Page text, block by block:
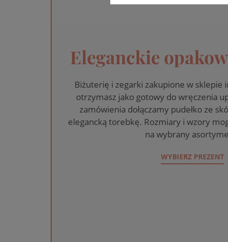
Eleganckie
Biżuterię i zegarki zakupione w sklepie
otrzymasz jako gotowy do wręczenia
zamówienia dołączamy pudełko ze
elegancką torebkę. Rozmiary i wzory
na wybrany
WYBIERZ PREZENT